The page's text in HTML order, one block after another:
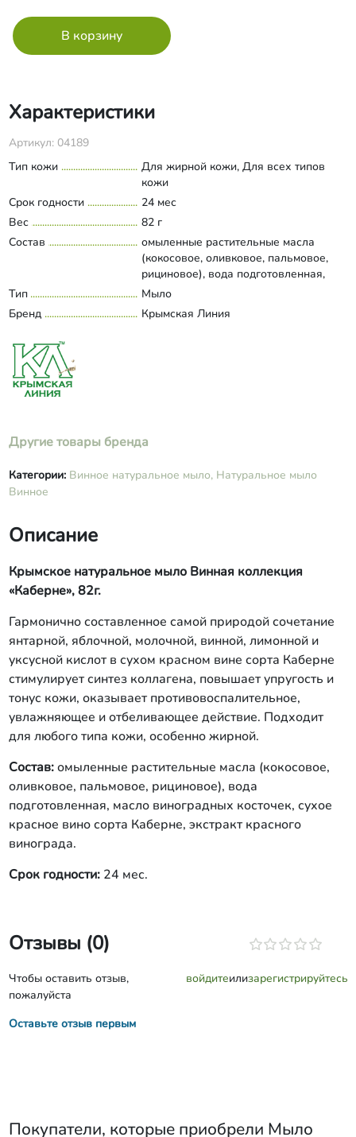
Характеристики
Артикул: 04189
Тип кожи
Для жирной кожи, Для всех типов
кожи
Срок годности
24 мес
Вес
82 г
Состав
омыленные растительные масла
(кокосовое, оливковое, пальмовое,
рициновое), вода подготовленная,
масло виноградных косточек, сухое
красное вино сорта Каберне, экстракт
красного винограда.
Развернуть состав
Тип
Мыло
Бренд
Крымская Линия
Другие товары бренда
Категории: Винное натуральное мыло, Натуральное мыло
Винное
Описание
Крымское натуральное мыло Винная коллекция
«Каберне», 82г.
Гармонично составленное самой природой сочетание
янтарной, яблочной, молочной, винной, лимонной и
уксусной кислот в сухом красном вине сорта Каберне
стимулирует синтез коллагена, повышает упругость и
тонус кожи, оказывает противовоспалительное,
увлажняющее и отбеливающее действие. Подходит
для любого типа кожи, особенно жирной.
Состав: омыленные растительные масла (кокосовое,
оливковое, пальмовое, рициновое), вода
подготовленная, масло виноградных косточек, сухое
красное вино сорта Каберне, экстракт красного
винограда.
Срок годности: 24 мес.
Отзывы (0)
Чтобы оставить отзыв,
пожалуйста
войдитеилизарегистрируйтесь
Оставьте отзыв первым
Покупатели, которые приобрели Мыло